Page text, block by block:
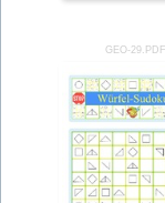
GEO-